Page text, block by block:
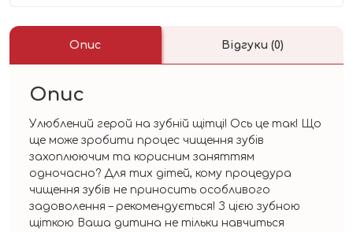
Опис Відгуки (0)
Опис
Улюблений герой на зубній щітці! Ось це так! Що
ще може зробити процес чищення зубів
захоплюючим та корисним заняттям
одночасно? Для тих дітей, кому процедура
чищення зубів не приносить особливого
задоволення – рекомендується! З цією зубною
щіткою Ваша дитина не тільки навчиться